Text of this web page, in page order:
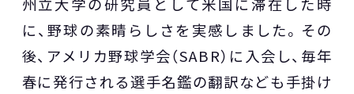
州立大学の研究員として米国に滞在した時
に、野球の素晴らしさを実感しました。その
後、アメリカ野球学会（SABR）に入会し、毎年
春に発行される選手名鑑の翻訳なども手掛け